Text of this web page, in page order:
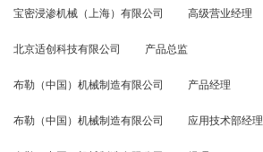
宝密浸渗机械（上海）有限公司 高级营业经理
北京适创科技有限公司 产品总监
布勒（中国）机械制造有限公司 产品经理
布勒（中国）机械制造有限公司 应用技术部经理